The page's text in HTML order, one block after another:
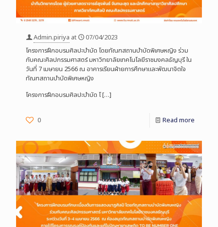
Admin.piriya at
07/04/2023
โครงการฝึกอบรมศิลปะบำบัด โดยทัณฑสถานบำบัดพิเศษหญิง ร่วม
กับคณะศิลปกรรมศาสตร์ มหาวิทยาลัยเทคโนโลยีราชมงคลธัญบุรี ใน
วันที่ 7 เมษายน 2566 ณ อาคารเรียนฝ่ายการศึกษาและพัฒนาจิตใจ
ทัณฑสถานบำบัดพิเศษหญิง
โครงการฝึกอบรมศิลปะบำบัด โ[…]
0 Read more